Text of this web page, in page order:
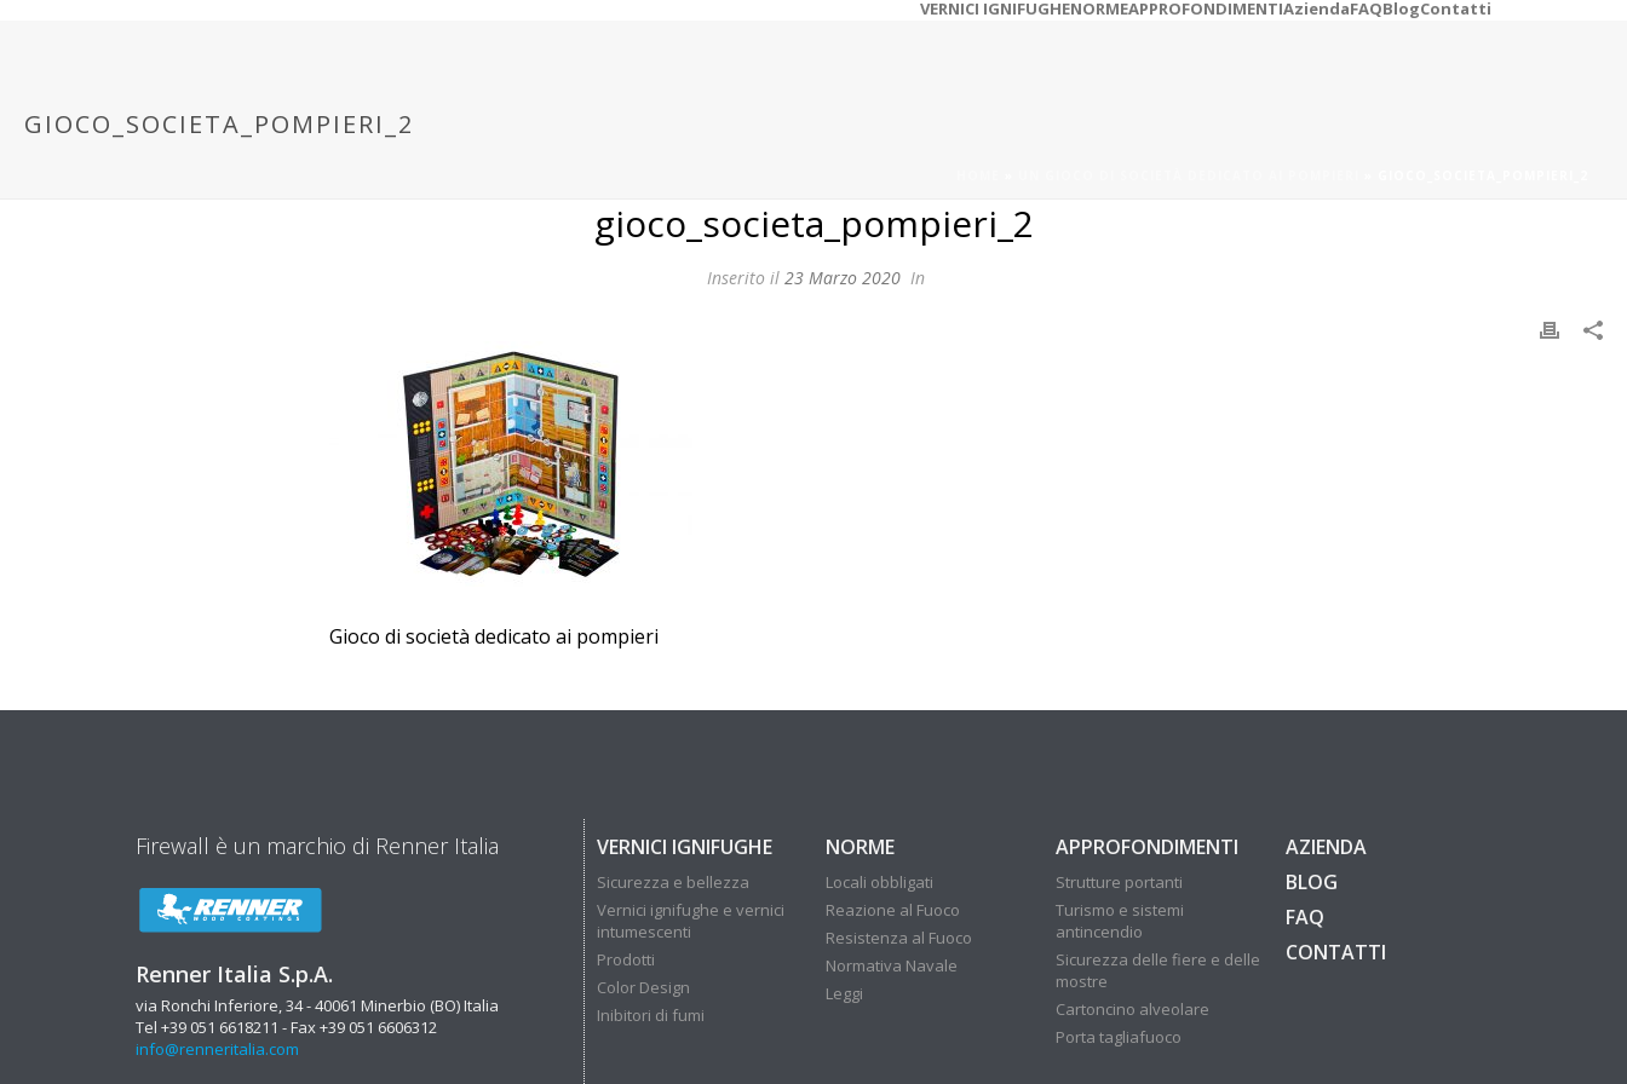
VERNICI IGNIFUGHENORMEAPPROFONDIMENTIAziendaFAQBlogContatti
GIOCO_SOCIETA_POMPIERI_2
gioco_societa_pompieri_2
Inserito il 23 Marzo 2020 In
Gioco di società dedicato ai pompieri
Firewall è un marchio di Renner Italia
Renner Italia S.p.A.
via Ronchi Inferiore, 34 - 40061 Minerbio (BO) Italia
Tel +39 051 6618211 - Fax +39 051 6606312
info@renneritalia.com
VERNICI IGNIFUGHE
Sicurezza e bellezza
Vernici ignifughe e vernici
intumescenti
Prodotti
Color Design
Inibitori di fumi
NORME
Locali obbligati
Reazione al Fuoco
Resistenza al Fuoco
Normativa Navale
Leggi
APPROFONDIMENTI
Strutture portanti
Turismo e sistemi
antincendio
Sicurezza delle fiere e delle
mostre
Cartoncino alveolare
Porta tagliafuoco
AZIENDA
BLOG
FAQ
CONTATTI